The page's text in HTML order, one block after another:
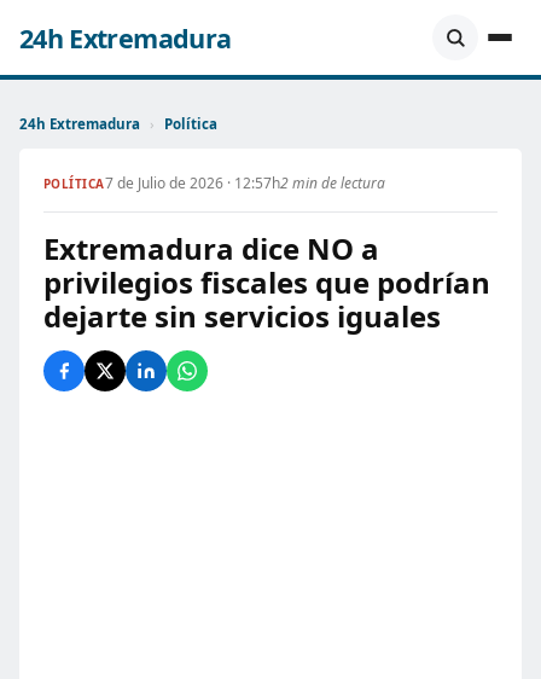
24h Extremadura
24h Extremadura › Política
POLÍTICA7 de Julio de 2026 · 12:57h2 min de lectura
Extremadura dice NO a
privilegios fiscales que podrían
dejarte sin servicios iguales